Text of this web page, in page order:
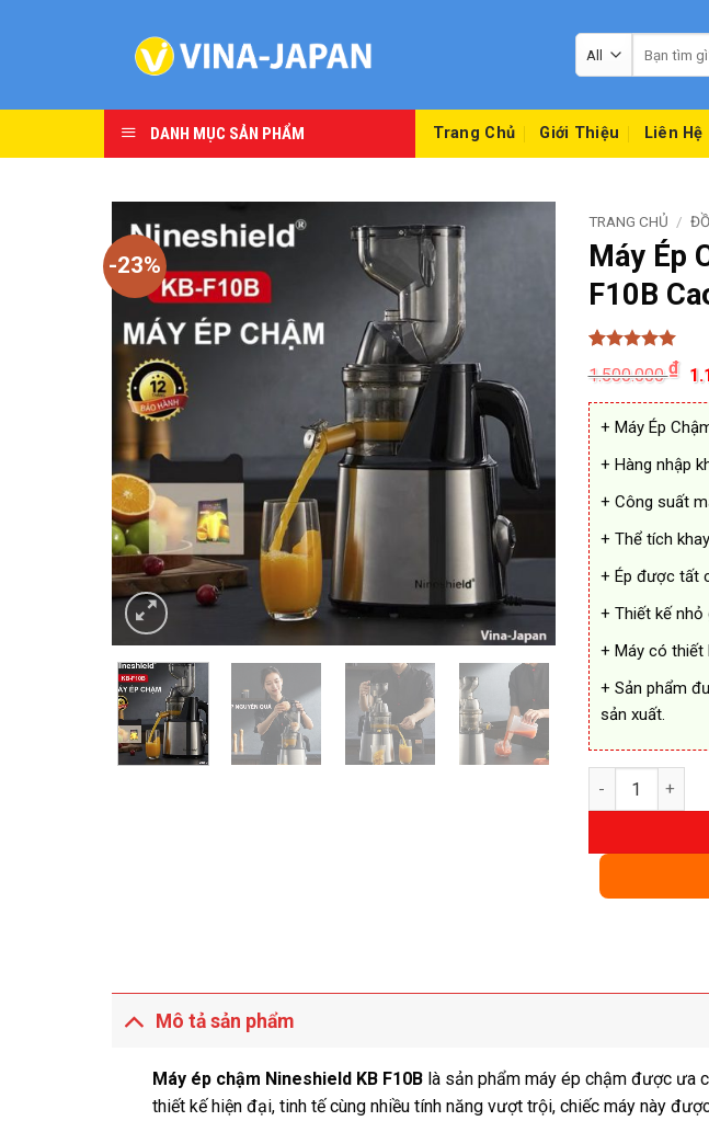
kiếm:
DANH MỤC SẢN PHẨM Trang Chủ Giới Thiệu Liên Hệ
-23%
TRANG CHỦ /
Máy Ép
F10B
5 trên 5
dựa trên
10
đánh giá
1.500.000₫
là:
+ Máy Ép
+ Hàng nhập
+ Công suất
+ Thể tích
+ Ép được tất
+ Thiết kế nhỏ
+ Máy có thiết
+ Sản phẩm
sản xuất.
Máy Ép Chậm
Mô tả sản phẩm
Máy ép chậm Nineshield KB F10Blà sản phẩm máy ép chậm được ưa
thiết kế hiện đại, tinh tế cùng nhiều tính năng vượt trội, chiếc máy này